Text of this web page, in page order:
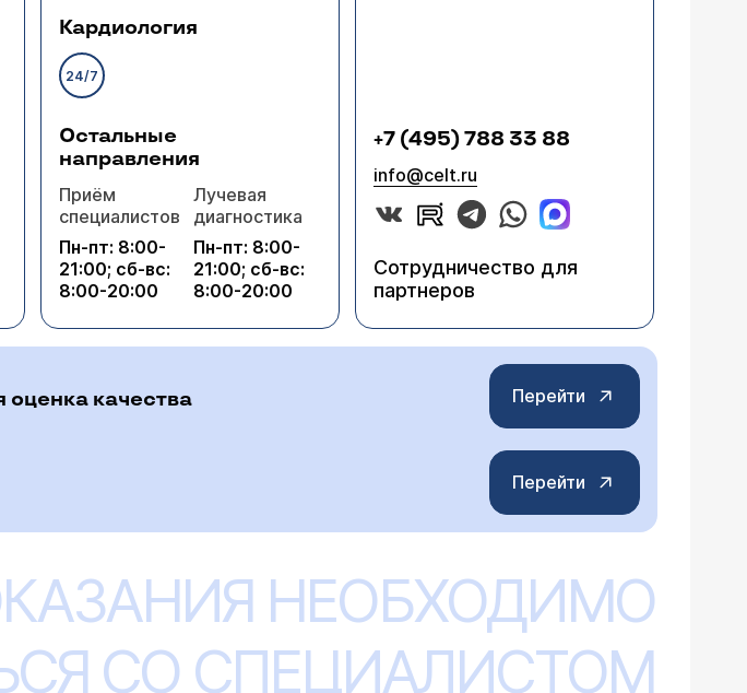
Кардиология
24/7
Остальные
направления
Приём
специалистов
Пн-пт: 8:00-
21:00; сб-вс:
8:00-20:00
Лучевая
диагностика
Пн-пт: 8:00-
21:00; сб-вс:
8:00-20:00
+7 (495) 788 33 88
info@celt.ru
Сотрудничество для
партнеров
оценка качества Перейти
Перейти
НЕОБХОДИМО
СО СПЕЦИАЛИСТОМ